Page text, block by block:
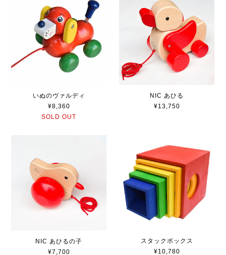
いぬのヴァルディ
¥8,360
SOLD OUT
NIC あひる
¥13,750
NIC あひるの子
¥7,700
スタックボックス
¥10,780